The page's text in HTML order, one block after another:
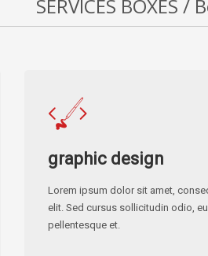
SERVICES BOXES /
graphic design
Lorem ipsum dolor sit amet,
elit. Sed cursus sollicitudin odio,
pellentesque et.